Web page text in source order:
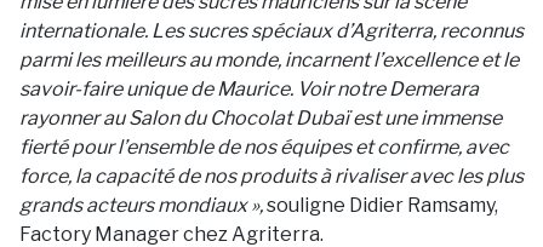
internationale. Les sucres spéciaux d’Agriterra, reconnus
parmi les meilleurs au monde, incarnent l’excellence et le
savoir-faire unique de Maurice. Voir notre Demerara
rayonner au Salon du Chocolat Dubaï est une immense
fierté pour l’ensemble de nos équipes et confirme, avec
force, la capacité de nos produits à rivaliser avec les plus
grands acteurs mondiaux »,souligne Didier Ramsamy,
Factory Manager chez Agriterra.